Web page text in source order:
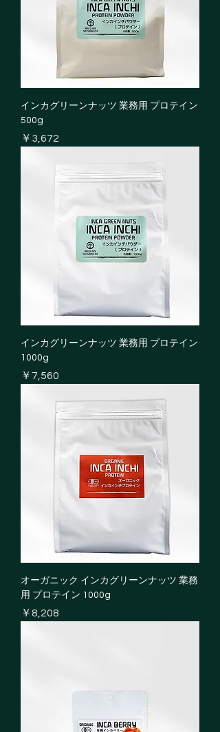
インカグリーンナッツ 業務用 プロテイン
500g
価格
￥3,672
インカグリーンナッツ 業務用 プロテイン
1000g
価格
￥7,560
オーガニック インカグリーンナッツ 業務
用 プロテイン 1000g
価格
￥8,208